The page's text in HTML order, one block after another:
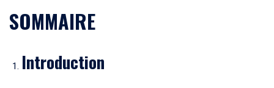
SOMMAIRE
Introduction